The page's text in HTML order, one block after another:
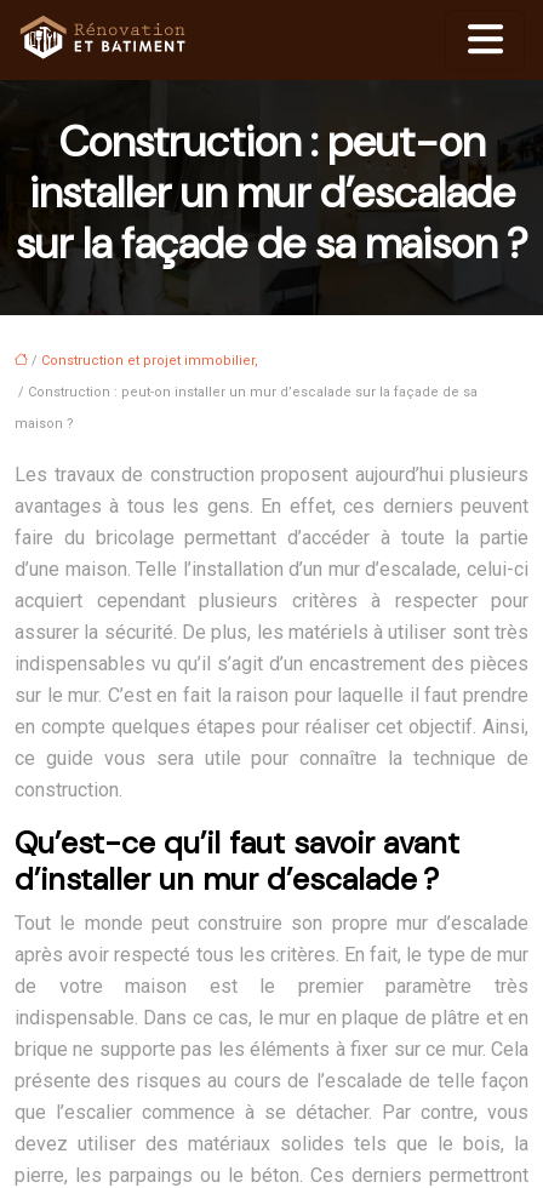
Construction : peut-on
installer un mur d’escalade
sur la façade de sa maison ?
/ Construction et projet immobilier,
/ Construction : peut-on installer un mur d’escalade sur la façade de sa
maison ?
Les travaux de construction proposent aujourd’hui plusieurs
avantages à tous les gens. En effet, ces derniers peuvent
faire du bricolage permettant d’accéder à toute la partie
d’une maison. Telle l’installation d’un mur d’escalade, celui-ci
acquiert cependant plusieurs critères à respecter pour
assurer la sécurité. De plus, les matériels à utiliser sont très
indispensables vu qu’il s’agit d’un encastrement des pièces
sur le mur. C’est en fait la raison pour laquelle il faut prendre
en compte quelques étapes pour réaliser cet objectif. Ainsi,
ce guide vous sera utile pour connaître la technique de
construction.
Qu’est-ce qu’il faut savoir avant
d’installer un mur d’escalade ?
Tout le monde peut construire son propre mur d’escalade
après avoir respecté tous les critères. En fait, le type de mur
de votre maison est le premier paramètre très
indispensable. Dans ce cas, le mur en plaque de plâtre et en
brique ne supporte pas les éléments à fixer sur ce mur. Cela
présente des risques au cours de l’escalade de telle façon
que l’escalier commence à se détacher. Par contre, vous
devez utiliser des matériaux solides tels que le bois, la
pierre, les parpaings ou le béton. Ces derniers permettront